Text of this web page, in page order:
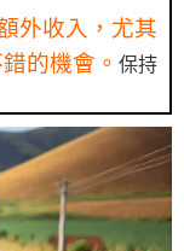
外收入，尤其
的機會。 保持